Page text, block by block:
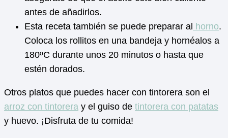
antes de añadirlos.
Esta receta también se puede preparar al horno.
Coloca los rollitos en una bandeja y hornéalos a
180ºC durante unos 20 minutos o hasta que
estén dorados.
Otros platos que puedes hacer con tintorera son el
arroz con tintorera y el guiso de tintorera con patatas
y huevo. ¡Disfruta de tu comida!